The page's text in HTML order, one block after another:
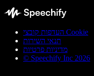
העדפות קובצי Cookie
תנאי השירות
מדיניות פרטיות
© Speechify Inc 2026